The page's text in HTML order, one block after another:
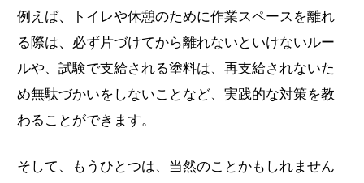
例えば、トイレや休憩のために作業スペースを離れ
る際は、必ず片づけてから離れないといけないルー
ルや、試験で支給される塗料は、再支給されないた
め無駄づかいをしないことなど、実践的な対策を教
わることができます。
そして、もうひとつは、当然のことかもしれません